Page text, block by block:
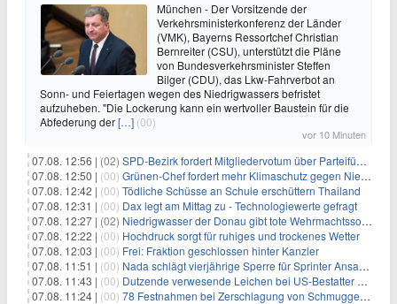
München - Der Vorsitzende der
Verkehrsministerkonferenz der Länder
(VMK), Bayerns Ressortchef Christian
Bernreiter (CSU), unterstützt die Pläne
von Bundesverkehrsminister Steffen
Bilger (CDU), das Lkw-Fahrverbot an
Sonn- und Feiertagen wegen des Niedrigwassers befristet
aufzuheben. "Die Lockerung kann ein wertvoller Baustein für die
Abfederung der[…] (00)
vor 10 Minuten
07.08. 12:56 | (02) SPD-Bezirk fordert Mitgliedervotum über Parteiführung
07.08. 12:50 | (00) Grünen-Chef fordert mehr Klimaschutz gegen Niedrigwasser
07.08. 12:42 | (00) Tödliche Schüsse an Schule erschüttern Thailand
07.08. 12:31 | (00) Dax legt am Mittag zu - Technologiewerte gefragt
07.08. 12:27 | (02) Niedrigwasser der Donau gibt tote Wehrmachtssoldaten frei
07.08. 12:22 | (00) Hochdruck sorgt für ruhiges und trockenes Wetter
07.08. 12:03 | (00) Frei: Fraktion geschlossen hinter Kanzler
07.08. 11:51 | (00) Nada schlägt vierjährige Sperre für Sprinter Ansah vor
07.08. 11:43 | (00) Dutzende verwesende Leichen bei US-Bestatter gefunden
07.08. 11:24 | (00) 78 Festnahmen bei Zerschlagung von Schmuggelnetzwerk in Spanien